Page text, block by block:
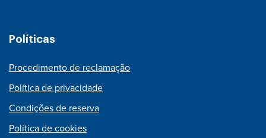
Políticas
Procedimento de reclamação
Política de privacidade
Condições de reserva
Política de cookies